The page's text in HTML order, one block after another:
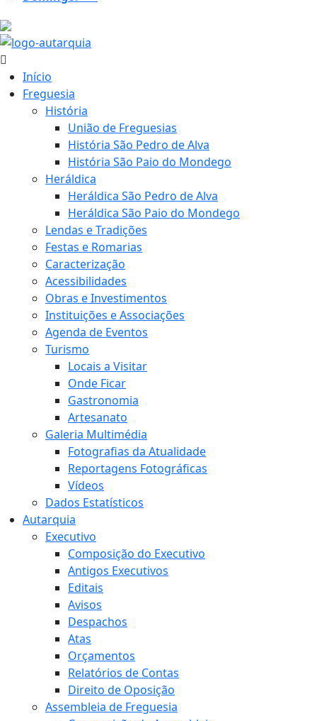
Início
Freguesia
História
União de Freguesias
História São Pedro de Alva
História São Paio do Mondego
Heráldica
Heráldica São Pedro de Alva
Heráldica São Paio do Mondego
Lendas e Tradições
Festas e Romarias
Caracterização
Acessibilidades
Obras e Investimentos
Instituições e Associações
Agenda de Eventos
Turismo
Locais a Visitar
Onde Ficar
Gastronomia
Artesanato
Galeria Multimédia
Fotografias da Atualidade
Reportagens Fotográficas
Vídeos
Dados Estatísticos
Autarquia
Executivo
Composição do Executivo
Antigos Executivos
Editais
Avisos
Despachos
Atas
Orçamentos
Relatórios de Contas
Direito de Oposição
Assembleia de Freguesia